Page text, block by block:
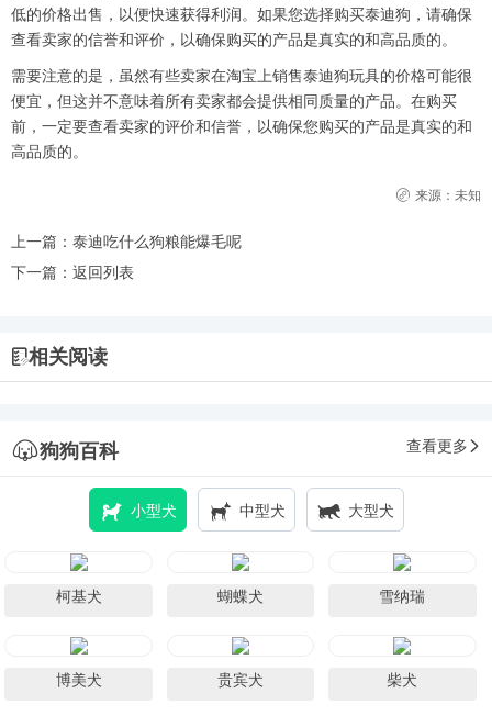
低的价格出售，以便快速获得利润。如果您选择购买泰迪狗，请确保
查看卖家的信誉和评价，以确保购买的产品是真实的和高品质的。
需要注意的是，虽然有些卖家在淘宝上销售泰迪狗玩具的价格可能很
便宜，但这并不意味着所有卖家都会提供相同质量的产品。在购买
前，一定要查看卖家的评价和信誉，以确保您购买的产品是真实的和
高品质的。
来源：未知
上一篇： 泰迪吃什么狗粮能爆毛呢
下一篇： 返回列表
相关阅读
狗狗百科 查看更多
小型犬 中型犬 大型犬
柯基犬 蝴蝶犬 雪纳瑞
博美犬 贵宾犬 柴犬